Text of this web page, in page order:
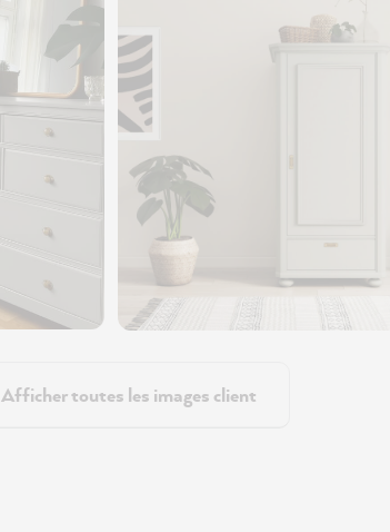
Afficher toutes les images client